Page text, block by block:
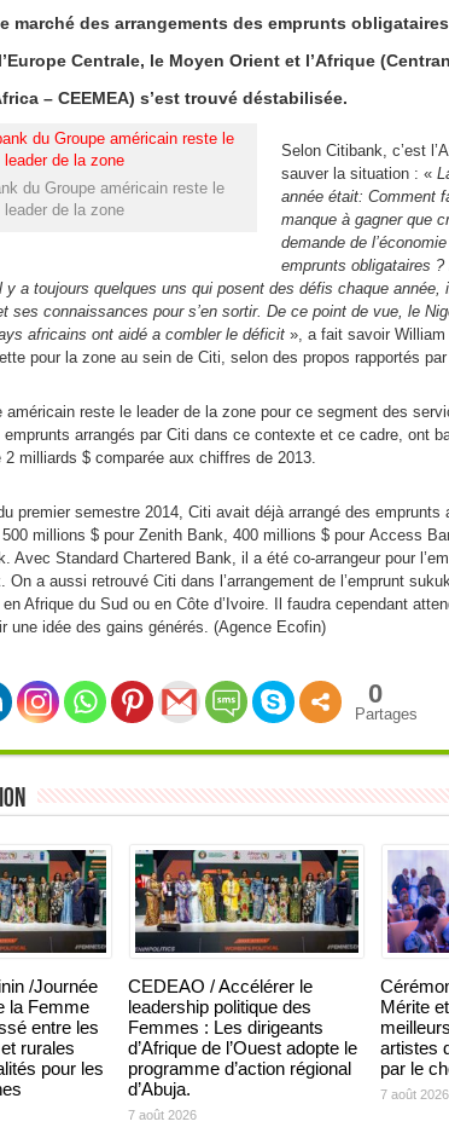
marché des arrangements des emprunts
Centrale, le Moyen Orient et l’Afrique
– CEEMEA) s’est trouvé déstabilisée.
du Groupe américain reste le
leader de la zone
Selon Citibank, c’est
sauver la situation : «
année était: Comment
manque à gagner que
demande de
emprunts obligataires
a toujours quelques uns qui posent des défis chaque année,
ses connaissances pour s’en sortir. De ce point de vue, le
africains ont aidé a combler le déficit », a fait savoir
pour la zone au sein de Citi, selon des propos rapportés
américain reste le leader de la zone pour ce segment des
arrangés par Citi dans ce contexte et ce cadre, ont
milliards $ comparée aux chiffres de 2013.
premier semestre 2014, Citi avait déjà arrangé des emprunts
millions $ pour Zenith Bank, 400 millions $ pour Access
Avec Standard Chartered Bank, il a été co-arrangeur pour
On a aussi retrouvé Citi dans l’arrangement de l’emprunt
Afrique du Sud ou en Côte d’Ivoire. Il faudra cependant
une idée des gains générés. (Agence Ecofin)
0
Partages
/Journée
la Femme
entre les
rurales
pour les
CEDEAO / Accélérer le
leadership politique des
Femmes : Les dirigeants
d’Afrique de l’Ouest adopte le
programme d’action régional
d’Abuja.
7 août 2026
Mérite
artistes
par le
7 août 2026